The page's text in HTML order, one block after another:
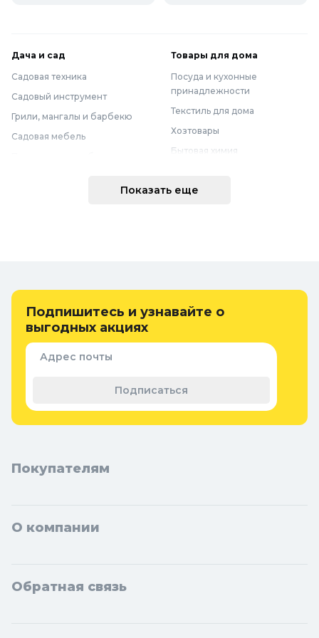
Дача и сад
Садовая техника
Садовый инструмент
Грили, мангалы и барбекю
Садовая мебель
туалеты
Удобрения, химикаты и средства
защиты
Семена и растения
Теплицы, парники и укрывной
Товары для дома
Посуда и кухонные
принадлежности
Текстиль для дома
Хозтовары
Бытовая химия
Мебель
Самогоноварение
Интерьерные коврики
Показать еще
Подпишитесь и узнавайте о
выгодных акциях
Адрес почты
Подписаться
Покупателям
О компании
Обратная связь